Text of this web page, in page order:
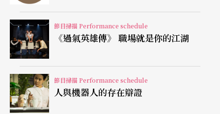
節目掃描 Performance schedule
《過氣英雄傳》 職場就是你的江湖
節目掃描 Performance schedule
人與機器人的存在辯證